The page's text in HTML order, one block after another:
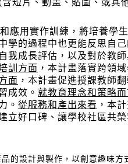
短片、動畫、貼圖、或其
應用實作訓練，將培養學
學的過程中也更能反思自
我成長評估，以及對於教
訓方面 ，本計畫落實跨領
面 ，本計畫促進授課教師
成效。 就教育理念和策略而
。 從服務和產出來看 ，本
立好口碑、讓學校社區共榮
的設計與製作，以創意趣味